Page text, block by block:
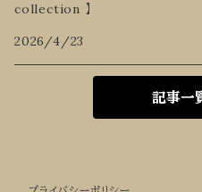
collection 】
2026/4/23
記事一